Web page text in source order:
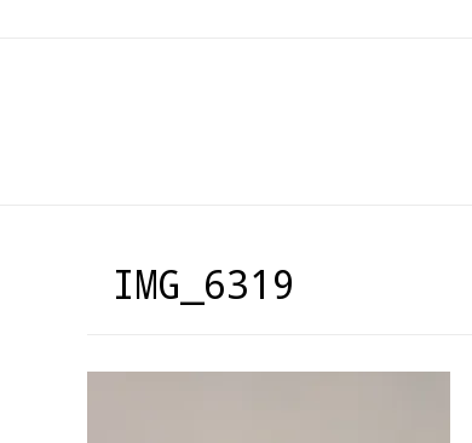
IMG_6319